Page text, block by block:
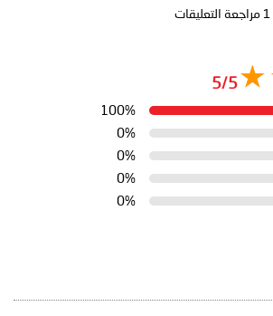
1 مراجعة التعليقات
5/5
100%
0%
0%
0%
0%